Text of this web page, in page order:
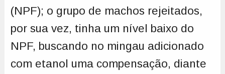
(NPF); o grupo de machos rejeitados,
por sua vez, tinha um nível baixo do
NPF, buscando no mingau adicionado
com etanol uma compensação, diante